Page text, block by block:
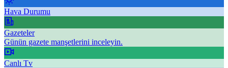
Hava Durumu
Gazeteler
Günün gazete manşetlerini inceleyin.
Canlı Tv